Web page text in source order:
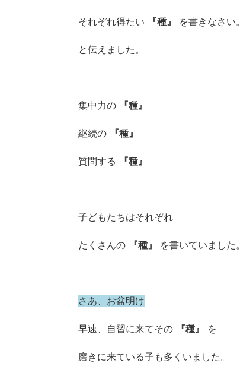
それぞれ得たい 『種』 を書きなさい。
と伝えました。
集中力の 『種』
継続の 『種』
質問する 『種』
子どもたちはそれぞれ
たくさんの 『種』 を書いていました。
さあ、お盆明け
早速、自習に来てその 『種』 を
磨きに来ている子も多くいました。